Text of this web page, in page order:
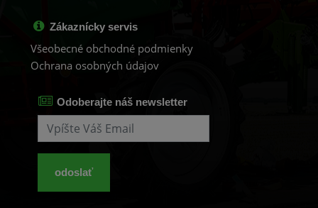
Zákaznícky servis
Všeobecné obchodné podmienky
Ochrana osobných údajov
Odoberajte náš newsletter
odoslať